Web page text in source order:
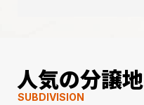
人気の分譲地
SUBDIVISION